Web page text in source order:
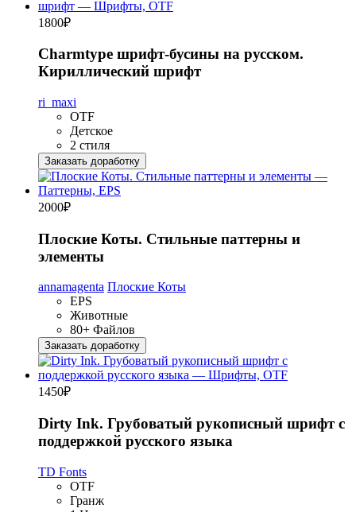
1800₽
Charmtype шрифт-бусины на русском.
Кириллический шрифт
ri_maxi
OTF
Детское
2 стиля
Заказать доработку
2000₽
Плоские Коты. Стильные паттерны и
элементы
annamagenta Плоские Коты
EPS
Животные
80+ Файлов
Заказать доработку
1450₽
Dirty Ink. Грубоватый рукописный шрифт с
поддержкой русского языка
TD Fonts
OTF
Гранж